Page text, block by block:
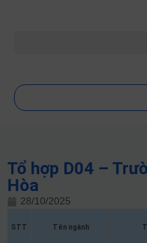
Tổ hợp D04 –
Hòa
28/10/2025
STT Tên ngành